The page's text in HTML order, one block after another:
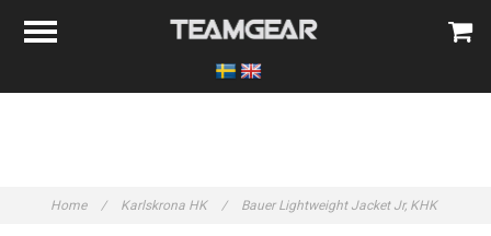
Home / Karlskrona HK / Bauer Lightweight Jacket Jr, KHK